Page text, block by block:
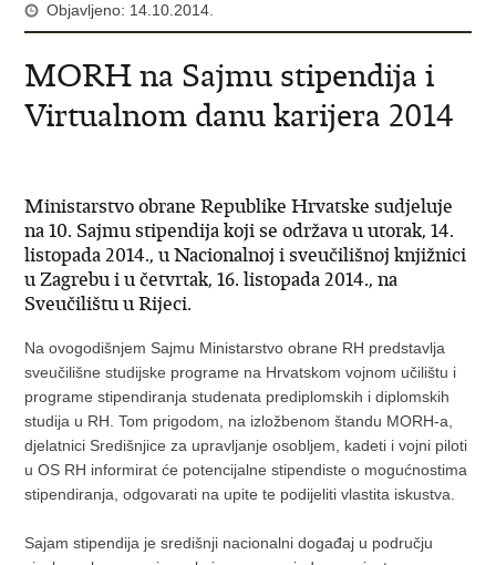
Objavljeno: 14.10.2014.
MORH na Sajmu stipendija i
Virtualnom danu karijera 2014
Ministarstvo obrane Republike Hrvatske sudjeluje
na 10. Sajmu stipendija koji se održava u utorak, 14.
listopada 2014., u Nacionalnoj i sveučilišnoj knjižnici
u Zagrebu i u četvrtak, 16. listopada 2014., na
Sveučilištu u Rijeci.
Na ovogodišnjem Sajmu Ministarstvo obrane RH predstavlja
sveučilišne studijske programe na Hrvatskom vojnom učilištu i
programe stipendiranja studenata prediplomskih i diplomskih
studija u RH. Tom prigodom, na izložbenom štandu MORH-a,
djelatnici Središnjice za upravljanje osobljem, kadeti i vojni piloti
u OS RH informirat će potencijalne stipendiste o mogućnostima
stipendiranja, odgovarati na upite te podijeliti vlastita iskustva.
Sajam stipendija je središnji nacionalni događaj u području